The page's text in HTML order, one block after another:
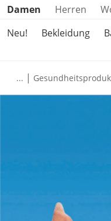
Produktkategorien
Damen Herren
Neu!
Bekleidung
... |